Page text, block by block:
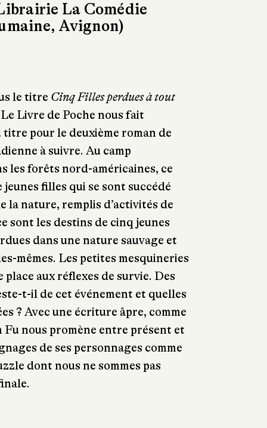
La Comédie
Avignon)
le titre Cinq Filles perdues à tout
Livre de Poche nous fait
titre pour le deuxième roman de
à suivre. Au camp
les forêts nord-américaines, ce
filles qui se sont succédé
la nature, remplis d’activités de
sont les destins de cinq jeunes
dans une nature sauvage et
mêmes. Les petites mesquineries
aux réflexes de survie. Des
t-il de cet événement et quelles
? Avec une écriture âpre, comme
Fu nous promène entre présent et
de ses personnages comme
dont nous ne sommes pas